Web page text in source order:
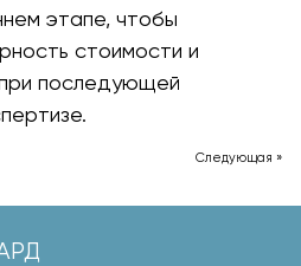
этапе, чтобы
стоимости и
последующей
Следующая »